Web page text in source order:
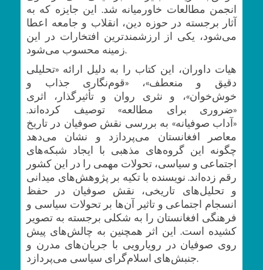
انجمن مطالعات خاورمیانه شد. این جایزه که به
آثار برجسته در حوزه دین، انقلاب و جامعه اعطا
می‌شود، یکی از ارزشمندترین افتخارات در این
زمینه محسوب می‌شود.
هیات داوران، این کتاب را به دلیل ارائه «تحلیلی
دقیق و منعطف»، «قوم‌نگاری جذاب و
خوش‌خوان»، و نثری روان و تأثیرگذار، اثری
«ضروری برای مطالعه» توصیف کرده‌اند.
«آداب صوفیانه» به بررسی نقش صوفیان در تاریخ
معاصر افغانستان می‌پردازد و نشان می‌دهد
چگونه این گروه‌های مذهبی با ایجاد شبکه‌های
اجتماعی و سیاسی، تحولات مهمی را در این کشور
رقم زده‌اند. نویسنده با تکیه بر پژوهش‌های میدانی
و تحلیل‌های تاریخی، نقش صوفیان در حفظ
انسجام اجتماعی و تاثیر آن‌ها بر تحولات سیاسی و
فرهنگی افغانستان را به شکلی برجسته به تصویر
کشیده است. این اثر همچنین به چالش‌های پیش
روی صوفیان در رویارویی با جریان‌های مدرن و
جنبش‌های اسلام‌گرای سیاسی می‌پردازد.